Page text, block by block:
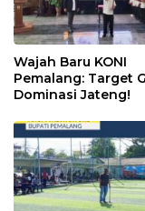
Wajah Baru KONI
Pemalang: Target
Dominasi Jateng!